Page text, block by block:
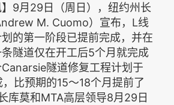
】9月29日（周日），纽约州长
M. Cuomo）宣布，L线
的第一阶段已提前完成，并在
隧道仅在开工后5个月就完成
隧道修复工程计划于
比预期的15～18个月提前了
库莫和MTA高层领导8月29日